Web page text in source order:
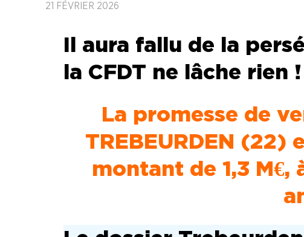
21 FÉVRIER 2026
Il aura fallu de la
la CFDT ne lâche rien !
La promesse de
TREBEURDEN
montant de 1,3